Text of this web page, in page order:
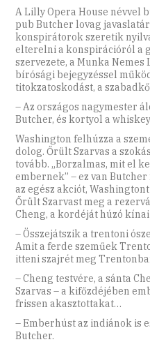
A Lilly Opera House névvel
pub Butcher lovag
konspirátorok szeretik
elterelni a konspirációról a
szervezete, a Munka
bírósági bejegyzéssel
titokzatoskodást, a
– Az országos nagymester
Butcher, és kortyol a
Washington felhúzza a
dolog. Őrült Szarvas a
tovább. „Borzalmas, mit el
embernek” – ez van
az egész akciót,
Őrült Szarvast meg a
Cheng, a kordéját húzó kínai
– Összejátszik a trentoni
Amit a ferde szeműek
itteni szajrét meg
– Cheng testvére, a sánta
Szarvas – a kifőzdéjében
frissen akasztottakat…
– Emberhúst az indiánok is
Butcher.